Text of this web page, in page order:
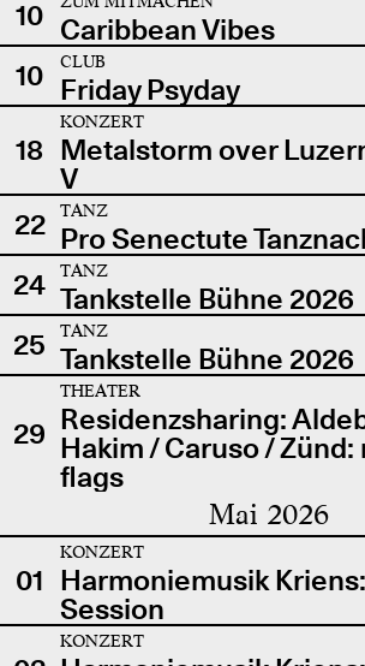
10 Caribbean Vibes
10
CLUB
Friday Psyday
18
KONZERT
Metalstorm over
V
22
TANZ
Pro Senectute
24
TANZ
Tankstelle Bühne 2026
25
TANZ
Tankstelle Bühne 2026
29
THEATER
Residenzsharing:
Hakim / Caruso / Zünd:
flags
Mai 2026
01
KONZERT
Harmoniemusik
Session
KONZERT